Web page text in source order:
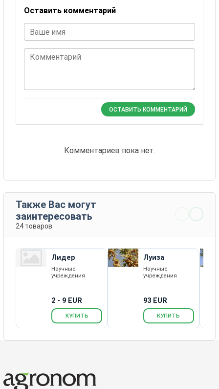
Оставить комментарий
Ваше имя
Комментарий
ОСТАВИТЬ КОММЕНТАРИЙ
Комментариев пока нет.
Также Вас могут
заинтересовать
24 товаров
Лидер
Научные
учреждения
2 - 9 EUR
КУПИТЬ
Луиза
Научные
учреждения
93 EUR
КУПИТЬ